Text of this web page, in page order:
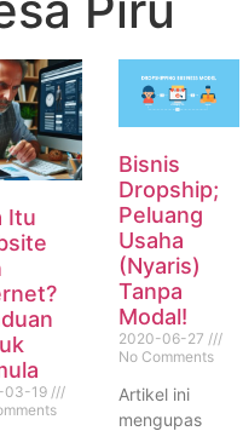
Itu
03-19
Bisnis
Dropship;
Peluang
Usaha
(Nyaris)
Tanpa
Modal!
2020-06-27
No Comments
Artikel ini
mengupas